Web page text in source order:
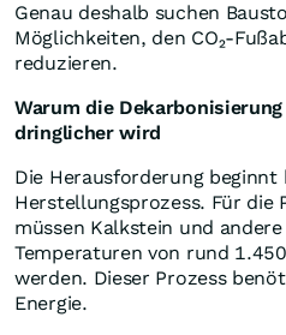
Genau deshalb suchen
Möglichkeiten, den CO₂-
reduzieren.
Warum die
dringlicher wird
Die Herausforderung beginnt
Herstellungsprozess. Für die
müssen Kalkstein und
Temperaturen von rund
werden. Dieser Prozess
Energie.